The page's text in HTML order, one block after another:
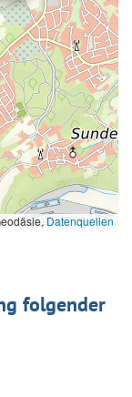
Datenquellen
folgender